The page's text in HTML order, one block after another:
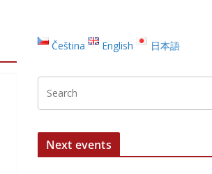
Čeština English 日本語
Next events